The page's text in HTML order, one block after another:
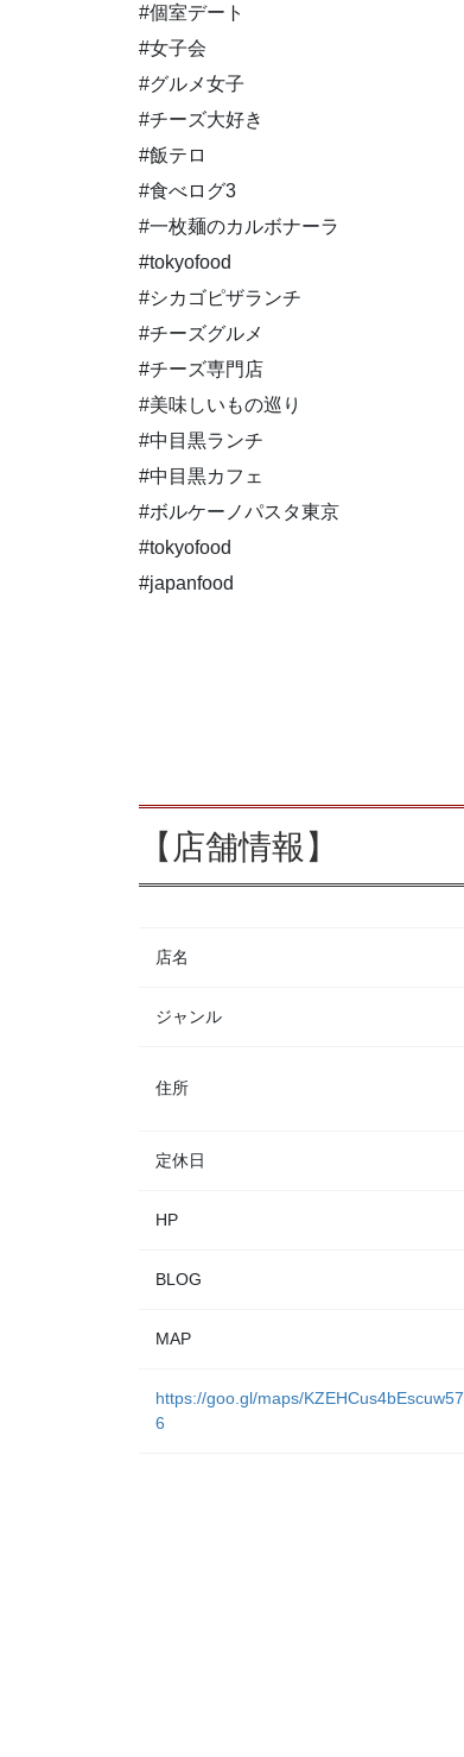
#個室デート
#女子会
#グルメ女子
#チーズ大好き
#飯テロ
#食べログ3
#一枚麺のカルボナーラ
#tokyofood
#シカゴピザランチ
#チーズグルメ
#チーズ専門店
#美味しいもの巡り
#中目黒ランチ
#中目黒カフェ
#ボルケーノパスタ東京
#tokyofood
#japanfood
【店舗情報】
店名
ジャンル
住所
定休日
HP
BLOG
MAP
https://goo.gl/maps/KZEHCus4bEscuw57
6